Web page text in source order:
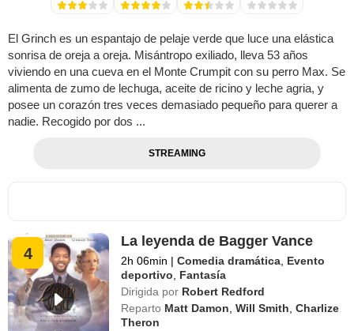
El Grinch es un espantajo de pelaje verde que luce una elástica
sonrisa de oreja a oreja. Misántropo exiliado, lleva 53 años
viviendo en una cueva en el Monte Crumpit con su perro Max. Se
alimenta de zumo de lechuga, aceite de ricino y leche agria, y
posee un corazón tres veces demasiado pequeño para querer a
nadie. Recogido por dos ...
STREAMING
4
La leyenda de Bagger Vance
2h 06min | Comedia dramática Evento
deportivo
Fantasía
Dirigida por Robert Redford
Reparto Matt Damon ,Will Smith ,Charlize
Theron